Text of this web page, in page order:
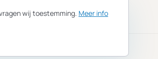
wij toestemming. Meer info